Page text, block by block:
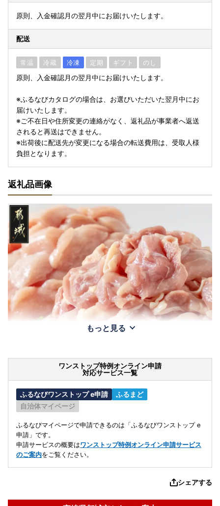
原則、入金確認月の翌月中にお届けいたします。
配送
常温 冷蔵 冷凍 定期 ギフト のし
原則、入金確認月の翌月中にお届けいたします。
※ふるなびカタログの場合は、お選びいただいた翌月中にお
届けいたします。
※ご不在日や住所変更の連絡がなく、返礼品が事業者へ返送
されると再送はできません。
※出荷後に配送先が変更になる場合の転送費用は、受取人様
負担となります。
返礼品画像
もっと見る
ワンストップ特例オンライン申請
対応サービス一覧
ふるなびワンストップ e申請
ふるまど
自治体マイページ
ふるなびマイページで申請できるのは「ふるなびワンストップ e
申請」です。
申請サービスの概要はワンストップ特例オンライン申請サービス
のご案内をご覧ください。
シェアする